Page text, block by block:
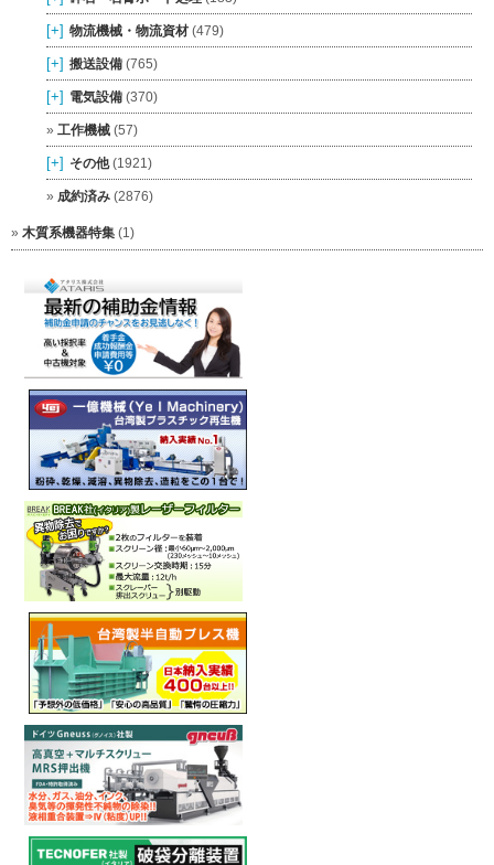
[+] 物流機械・物流資材 (479)
[+] 搬送設備 (765)
[+] 電気設備 (370)
工作機械 (57)
[+] その他(1921)
成約済み (2876)
木質系機器特集 (1)